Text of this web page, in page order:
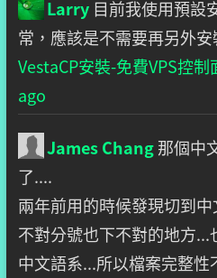
Larry 目前我使用預設
常，應該是不需要再另外安
VestaCP安裝-免費VPS控
ago
James Chang 那個中
了....
兩年前用的時候發現切到
不對分號也下不對的地方
中文語系...所以檔案完整性